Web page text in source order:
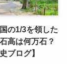
の1/3を領した
高は何万石？
ブログ】